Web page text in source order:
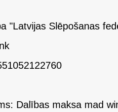
"Latvijas Slēpošanas
Dalības maksa mad